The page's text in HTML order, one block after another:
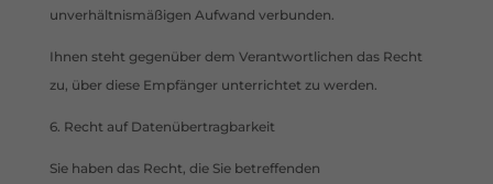
unverhältnismäßigen Aufwand verbunden.
Ihnen steht gegenüber dem Verantwortlichen das Recht
zu, über diese Empfänger unterrichtet zu werden.
6. Recht auf Datenübertragbarkeit
Sie haben das Recht, die Sie betreffenden